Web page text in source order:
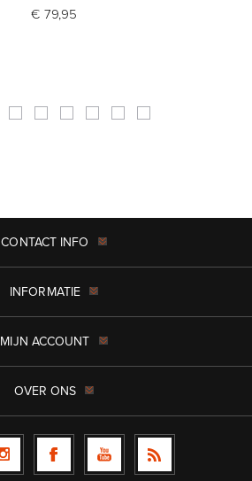
€ 79,95
CONTACT INFO
INFORMATIE
MIJN ACCOUNT
OVER ONS